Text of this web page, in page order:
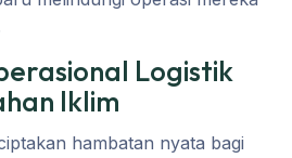
Logistik
Iklim
hambatan nyata bagi